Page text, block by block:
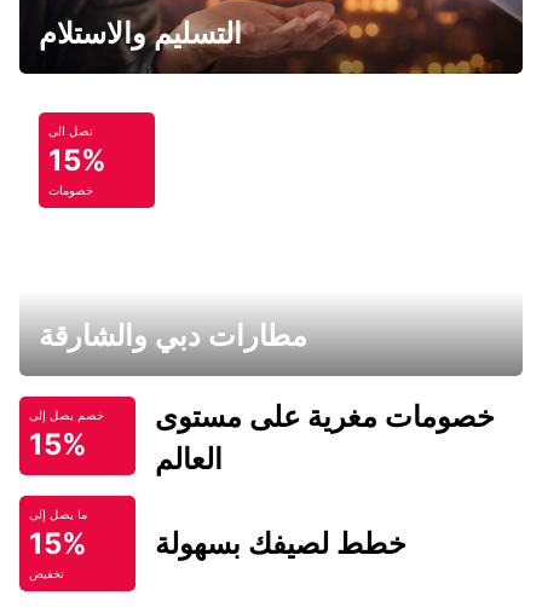
التسليم والاستلام
تصل الى
15%
خصومات
مطارات دبي والشارقة
خصم يصل إلى
15%
خصومات مغرية على مستوى
العالم
ما يصل إلى
15%
تخفيض
خطط لصيفك بسهولة